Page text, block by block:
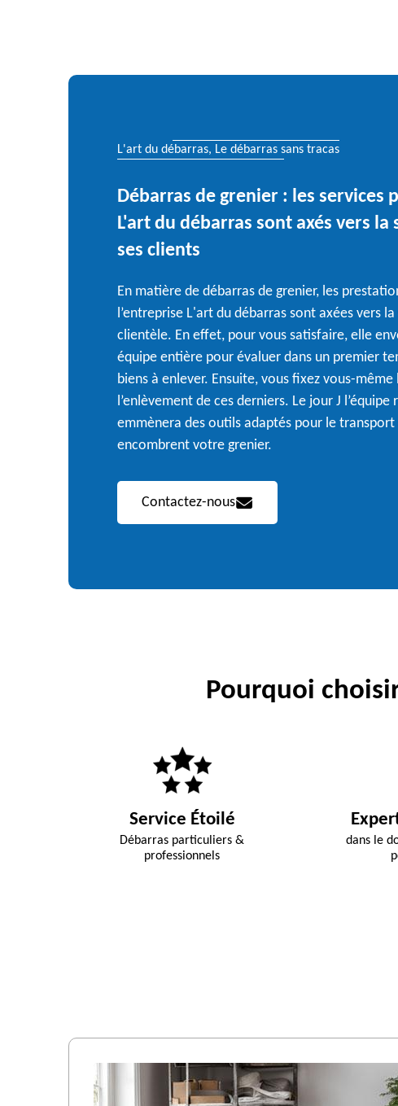
L'art du débarras, Le débarras sans tracas
Débarras de grenier : les services
L'art du débarras sont axés vers
ses clients
En matière de débarras de grenier, les
l’entreprise L'art du débarras sont axées vers
clientèle. En effet, pour vous satisfaire, elle
équipe entière pour évaluer dans un premier
biens à enlever. Ensuite, vous fixez vous-même
l’enlèvement de ces derniers. Le jour J
emmènera des outils adaptés pour le transport
encombrent votre grenier.
Contactez-nous
Pourquoi
Service Étoilé
Débarras particuliers &
professionnels
dans le